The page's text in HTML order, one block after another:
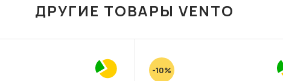
ДРУГИЕ ТОВАРЫ VENTO
-10%